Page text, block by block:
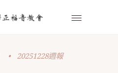
• 20251228週報